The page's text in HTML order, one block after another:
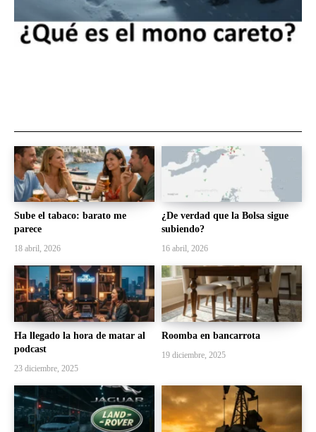
Sube el tabaco: barato me
parece
18 abril, 2026
¿De verdad que la Bolsa sigue
subiendo?
16 abril, 2026
Ha llegado la hora de matar al
podcast
23 diciembre, 2025
Roomba en bancarrota
19 diciembre, 2025